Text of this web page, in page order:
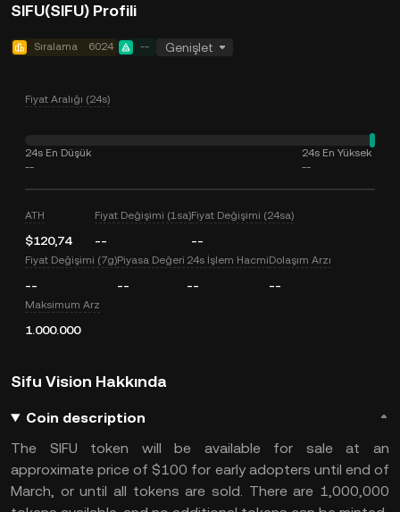
SIFU(SIFU) Profili
Sıralama 6024 -- Genişlet
Fiyat Aralığı (24s)
24s En Düşük
--
24s En Yüksek
--
ATH
$120,74
Fiyat Değişimi (1sa)
--
Fiyat Değişimi (24sa)
--
Fiyat Değişimi (7g)
--
Piyasa Değeri
--
24s İşlem Hacmi
--
Dolaşım Arzı
--
Maksimum Arz
1.000.000
Sifu Vision Hakkında
Coin description
The SIFU token will be available for sale at an
approximate price of $100 for early adopters until end of
March, or until all tokens are sold. There are 1,000,000